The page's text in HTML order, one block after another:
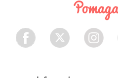
Facebook Twitter Instagram